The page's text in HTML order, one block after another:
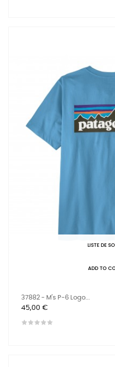
LISTE DE
ADD TO
37882 - M's P-6 Logo...
Prix
45,00 €